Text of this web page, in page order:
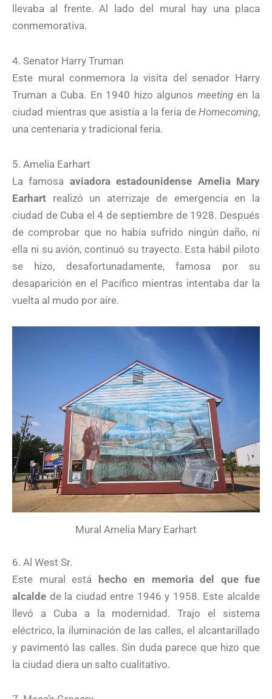
llevaba al frente. Al lado del mural hay una placa
conmemorativa.
4. Senator Harry Truman
Este mural conmemora la visita del senador Harry
Truman a Cuba. En 1940 hizo algunos meetingen la
ciudad mientras que asistía a la feria de Homecoming,
una centenaria y tradicional feria.
5. Amelia Earhart
La famosa aviadora estadounidense Amelia Mary
Earhart realizó un aterrizaje de emergencia en la
ciudad de Cuba el 4 de septiembre de 1928. Después
de comprobar que no había sufrido ningún daño, ni
ella ni su avión, continuó su trayecto. Esta hábil piloto
se hizo, desafortunadamente, famosa por su
desaparición en el Pacífico mientras intentaba dar la
vuelta al mudo por aire.
Mural Amelia Mary Earhart
6. Al West Sr.
Este mural está hecho en memoria del que fue
alcalde de la ciudad entre 1946 y 1958. Este alcalde
llevó a Cuba a la modernidad. Trajo el sistema
eléctrico, la iluminación de las calles, el alcantarillado
y pavimentó las calles. Sin duda parece que hizo que
la ciudad diera un salto cualitativo.